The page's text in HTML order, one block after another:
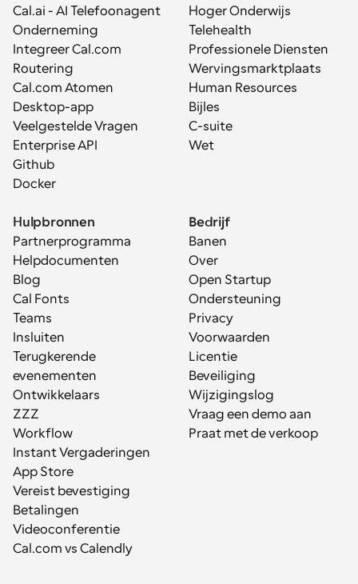
Cal.ai - AI Telefoonagent
Onderneming
Integreer Cal.com
Routering
Cal.com Atomen
Desktop-app
Veelgestelde Vragen
Enterprise API
Github
Docker
Hoger Onderwijs
Telehealth
Professionele Diensten
Wervingsmarktplaats
Human Resources
Bijles
C-suite
Wet
Hulpbronnen
Partnerprogramma
Helpdocumenten
Blog
Cal Fonts
Teams
Insluiten
Terugkerende
evenementen
Ontwikkelaars
ZZZ
Workflow
Instant Vergaderingen
App Store
Vereist bevestiging
Betalingen
Videoconferentie
Cal.com vs Calendly
Bedrijf
Banen
Over
Open Startup
Ondersteuning
Privacy
Voorwaarden
Licentie
Beveiliging
Wijzigingslog
Vraag een demo aan
Praat met de verkoop